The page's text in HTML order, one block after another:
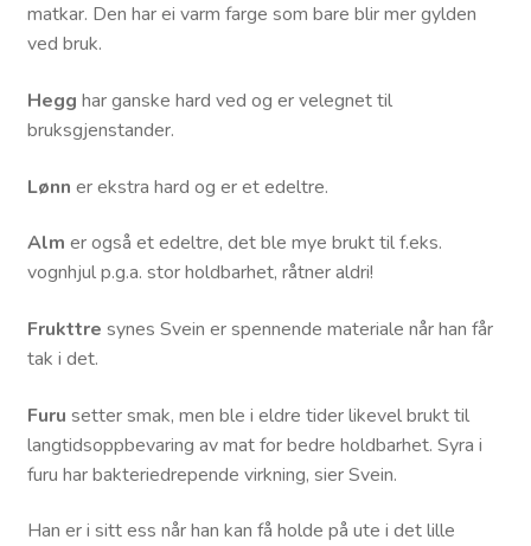
matkar. Den har ei varm farge som bare blir mer gylden
ved bruk.
Hegg har ganske hard ved og er velegnet til
bruksgjenstander.
Lønn er ekstra hard og er et edeltre.
Alm er også et edeltre, det ble mye brukt til f.eks.
vognhjul p.g.a. stor holdbarhet, råtner aldri!
Frukttre synes Svein er spennende materiale når han får
tak i det.
Furu setter smak, men ble i eldre tider likevel brukt til
langtidsoppbevaring av mat for bedre holdbarhet. Syra i
furu har bakteriedrepende virkning, sier Svein.
Han er i sitt ess når han kan få holde på ute i det lille